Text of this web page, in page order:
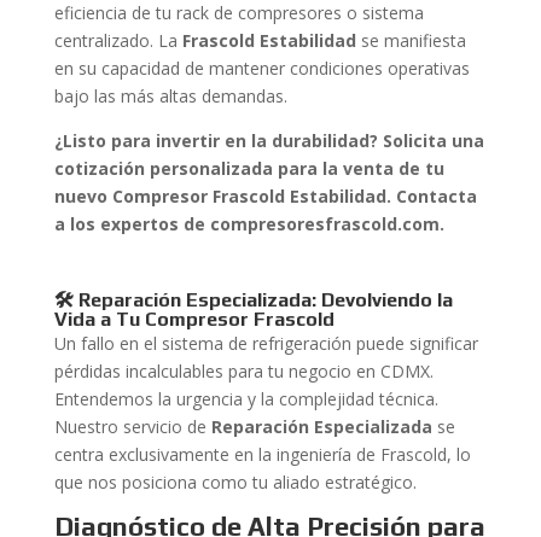
eficiencia de tu rack de compresores o sistema
centralizado. La Frascold Estabilidad se manifiesta
en su capacidad de mantener condiciones operativas
bajo las más altas demandas.
¿Listo para invertir en la durabilidad? Solicita una
cotización personalizada para la venta de tu
nuevo Compresor Frascold Estabilidad. Contacta
a los expertos de compresoresfrascold.com.
🛠️ Reparación Especializada: Devolviendo la
Vida a Tu Compresor Frascold
Un fallo en el sistema de refrigeración puede significar
pérdidas incalculables para tu negocio en CDMX.
Entendemos la urgencia y la complejidad técnica.
Nuestro servicio de Reparación Especializada se
centra exclusivamente en la ingeniería de Frascold, lo
que nos posiciona como tu aliado estratégico.
Diagnóstico de Alta Precisión para